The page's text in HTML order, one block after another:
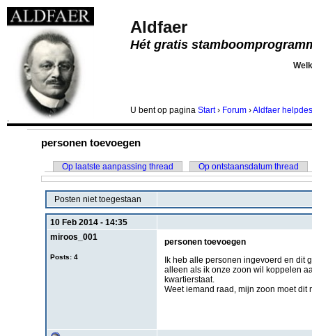
Aldfaer
Hét gratis
U bentop pagina Start› Forum ›Aldfaer
.
personen toevoegen
Op laatste aanpassing thread Op ontstaansdatum thread
Posten niet toegestaan
10 Feb 2014 - 14:35
miroos_001
Posts: 4
personen toevoegen
Ik heb alle personen ingevoerd en dit
alleen als ik onze zoon wil koppelen
kwartierstaat.
Weet iemand raad, mijn zoon moet